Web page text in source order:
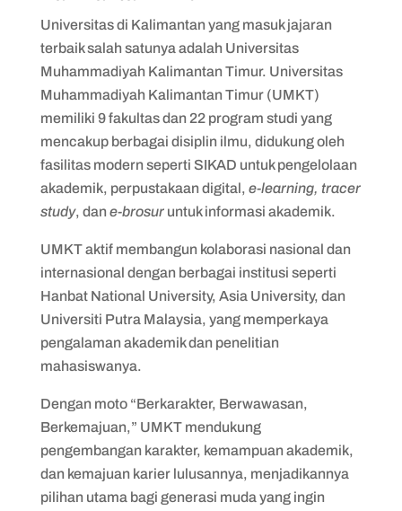
Universitas di Kalimantan yang masuk jajaran
terbaik salah satunya adalah Universitas
Muhammadiyah Kalimantan Timur. Universitas
Muhammadiyah Kalimantan Timur (UMKT)
memiliki 9 fakultas dan 22 program studi yang
mencakup berbagai disiplin ilmu, didukung oleh
fasilitas modern seperti SIKAD untuk pengelolaan
akademik, perpustakaan digital, e-learning, tracer
study, dane-brosuruntuk informasi akademik.
UMKT aktif membangun kolaborasi nasional dan
internasional dengan berbagai institusi seperti
Hanbat National University, Asia University, dan
Universiti Putra Malaysia, yang memperkaya
pengalaman akademik dan penelitian
mahasiswanya.
Dengan moto “Berkarakter, Berwawasan,
Berkemajuan,” UMKT mendukung
pengembangan karakter, kemampuan akademik,
dan kemajuan karier lulusannya, menjadikannya
pilihan utama bagi generasi muda yang ingin